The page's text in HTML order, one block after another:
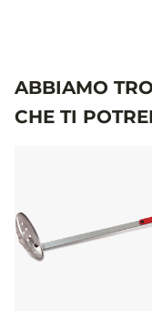
ABBIAMO
CHE TI